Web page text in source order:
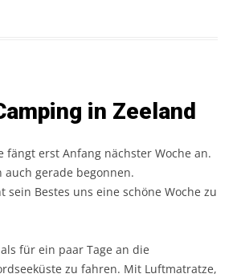
in Zeeland
fängt erst Anfang nächster Woche an.
gerade begonnen.
sein Bestes uns eine schöne Woche zu
für ein paar Tage an die
zu fahren. Mit Luftmatratze,